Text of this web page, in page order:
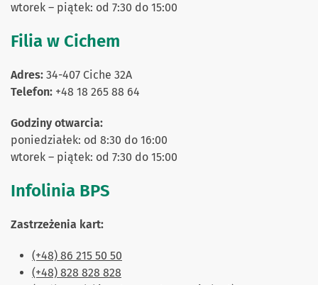
wtorek – piątek: od 7:30 do 15:00
Filia w Cichem
Adres: 34-407 Ciche 32A
Telefon: +48 18 265 88 64
Godziny otwarcia:
poniedziałek: od 8:30 do 16:00
wtorek – piątek: od 7:30 do 15:00
Infolinia BPS
Zastrzeżenia kart:
(+48) 86 215 50 50
(+48) 828 828 828